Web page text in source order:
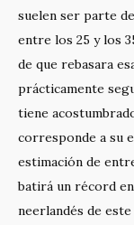
suelen ser parte
entre los 25 y los
de que rebasara
prácticamente
tiene
corresponde a su
estimación de
batirá un récord
neerlandés de